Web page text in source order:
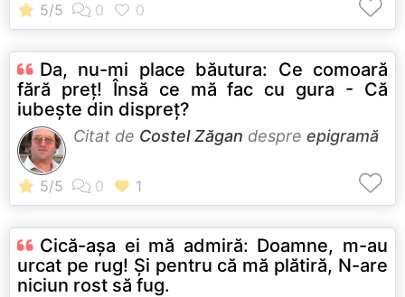
Da, nu-mi place băutura: Ce comoară
fără preţ! Însă ce mă fac cu gura - Că
iubeşte din dispreţ?
Citat de Costel Zăgan despre epigramă
Cică-aşa ei mă admiră: Doamne, m-au
urcat pe rug! Şi pentru că mă plătiră, N-are
niciun rost să fug.